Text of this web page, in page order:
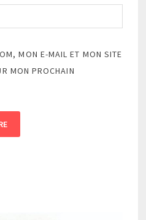
MON E-MAIL ET MON SITE
MON PROCHAIN